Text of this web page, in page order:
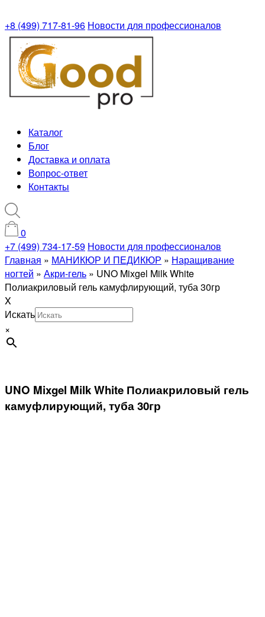
+8 (499) 717-81-96 Новости для профессионалов
Каталог
Блог
Доставка и оплата
Вопрос-ответ
Контакты
0
+7 (499) 734-17-59 Новости для профессионалов
Главная » МАНИКЮР И ПЕДИКЮР » Наращивание
ногтей » Акри-гель » UNO Mixgel Milk White
Полиакриловый гель камуфлирующий, туба 30гр
X
Искать
×
UNO Mixgel Milk White Полиакриловый гель
камуфлирующий, туба 30гр